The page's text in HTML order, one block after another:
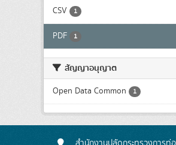
CSV 1
PDF 1
สัญญาอนุญาต
Open Data Common 1